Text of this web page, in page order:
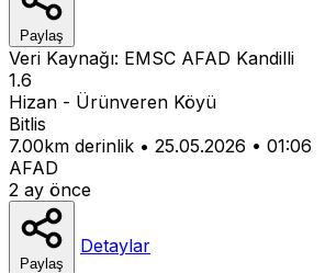
Paylaş
Veri Kaynağı: EMSC AFAD Kandilli
1.6
Hizan - Ürünveren Köyü
Bitlis
7.00km derinlik • 25.05.2026 • 01:06
AFAD
2 ay önce
Paylaş
Detaylar